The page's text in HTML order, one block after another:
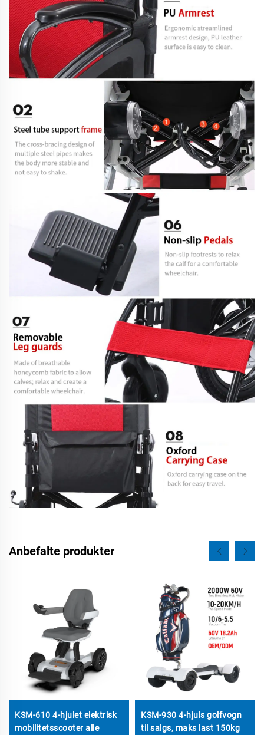
Anbefalte produkter
KSM-610 4-hjulet elektrisk
mobilitetsscooter alle
KSM-930 4-hjuls golfvogn
til salgs, maks last 150kg